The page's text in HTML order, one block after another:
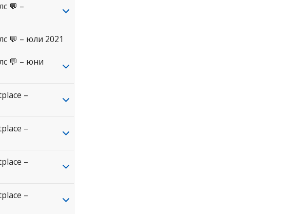
💬 –
💬 – юли 2021
💬 – юни
–
–
–
–